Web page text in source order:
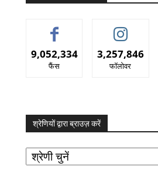
9,052,334
फैंस
3,257,846
फॉलोवर
श्रेणियों द्वारा ब्राउज़ करें
श्रेणियों
द्वारा
ब्राउज़